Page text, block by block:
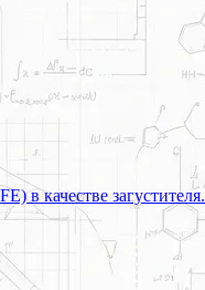
в качестве загустителя.